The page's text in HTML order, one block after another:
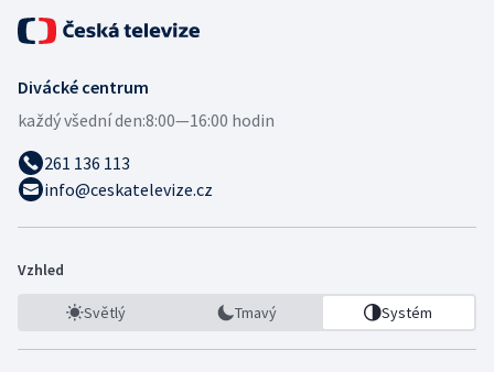
Divácké centrum
každý všední den:8:00—16:00 hodin
261 136 113
info@ceskatelevize.cz
Vzhled
Světlý Tmavý Systém